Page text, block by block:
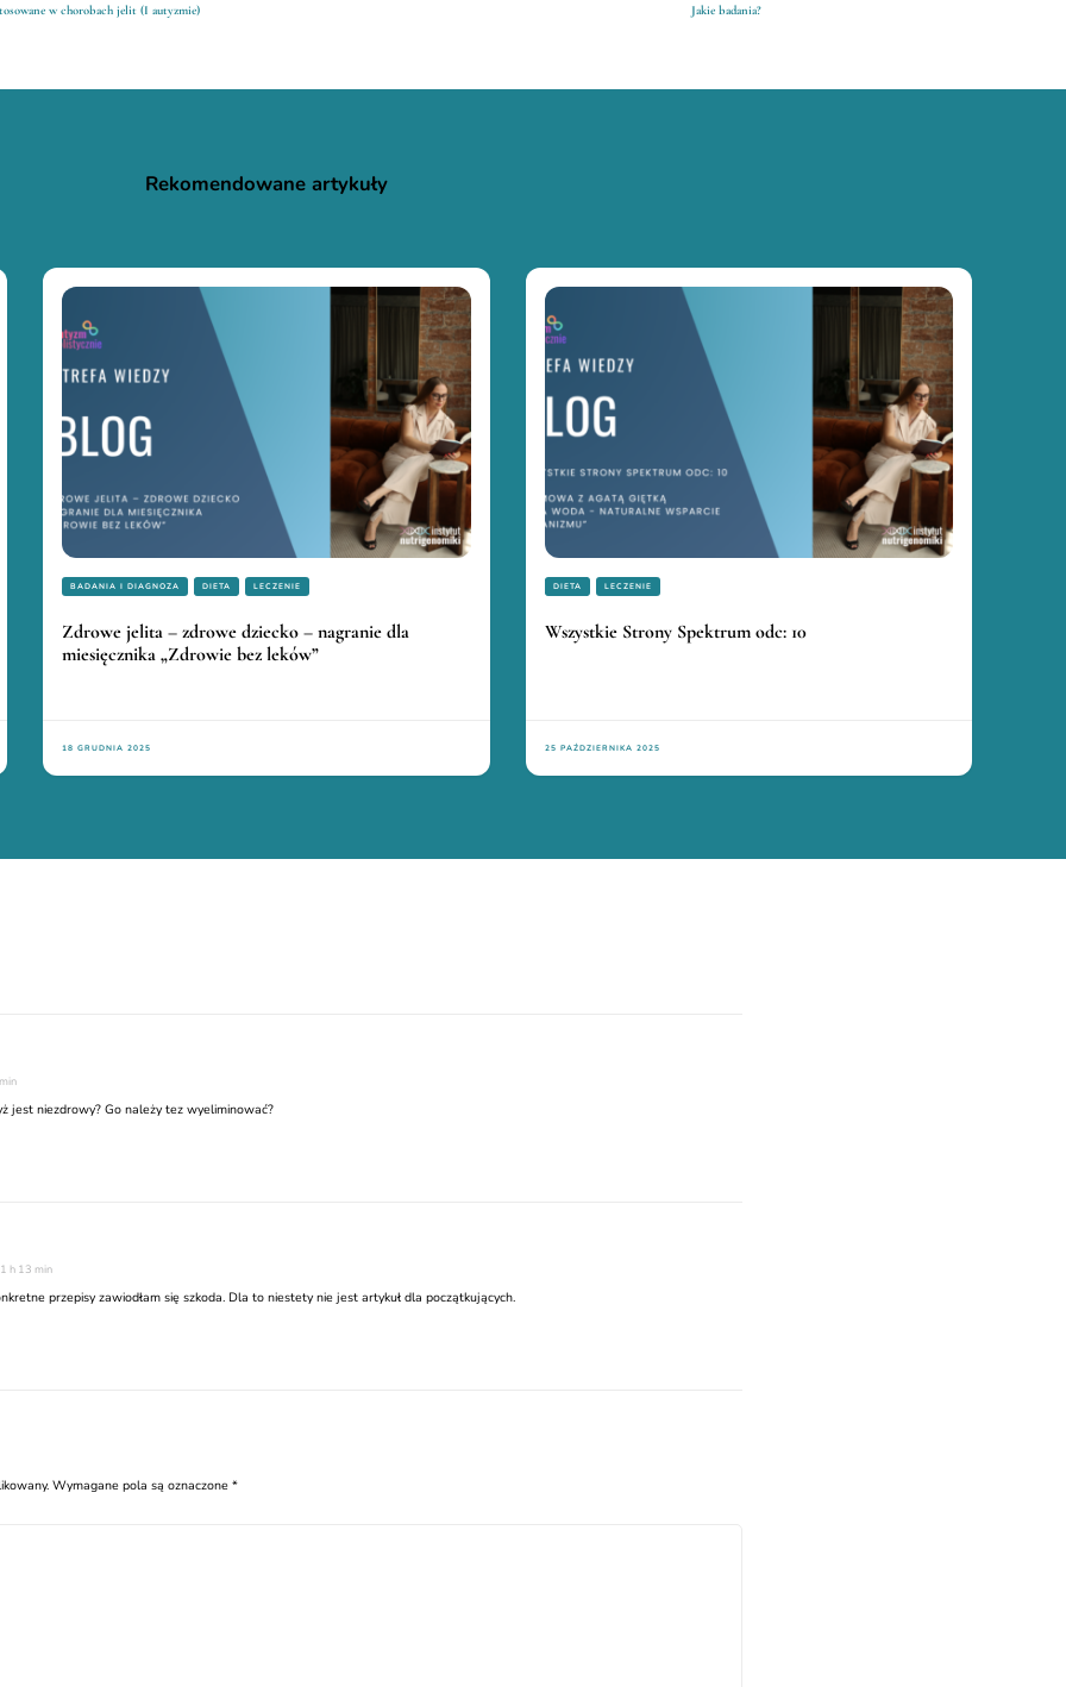
w chorobach jelit (I autyzmie) Jakie badania?
Rekomendowane artykuły
BADANIA I DIAGNOZA DIETA LECZENIE
Zdrowe jelita – zdrowe dziecko – nagranie dla
miesięcznika „Zdrowie bez leków”
18 GRUDNIA 2025
DIETA LECZENIE
Wszystkie Strony Spektrum odc: 10
25 PAŹDZIERNIKA 2025
jest niezdrowy? Go należy tez wyeliminować?
h 13 min
przepisy zawiodłam się szkoda. Dla to niestety nie jest artykuł dla początkujących.
Wymagane pola są oznaczone *